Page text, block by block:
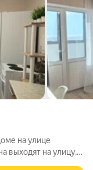
на улице
выходят на улицу,